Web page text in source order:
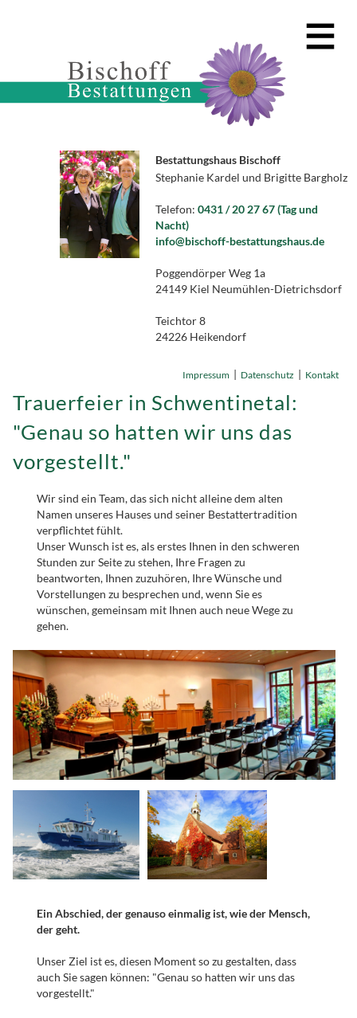
Trauerfeier in Schwentinetal:
"Genau so hatten wir uns das
vorgestellt."
Wir sind ein Team, das sich nicht alleine dem alten
Namen unseres Hauses und seiner Bestattertradition
verpflichtet fühlt.
Unser Wunsch ist es, als erstes Ihnen in den schweren
Stunden zur Seite zu stehen, Ihre Fragen zu
beantworten, Ihnen zuzuhören, Ihre Wünsche und
Vorstellungen zu besprechen und, wenn Sie es
wünschen, gemeinsam mit Ihnen auch neue Wege zu
gehen.
Ein Abschied, der genauso einmalig ist, wie der Mensch,
der geht.
Unser Ziel ist es, diesen Moment so zu gestalten, dass
auch Sie sagen können: "Genau so hatten wir uns das
vorgestellt."
Bestattungshaus Bischoff
Stephanie Kardel und Brigitte Bargholz
Telefon:0431 / 20 27 67 (Tag und
Nacht)
info@bischoff-bestattungshaus.de
Poggendörper Weg 1a
24149 Kiel Neumühlen-Dietrichsdorf
Teichtor 8
24226 Heikendorf
Impressum | Datenschutz | Kontakt